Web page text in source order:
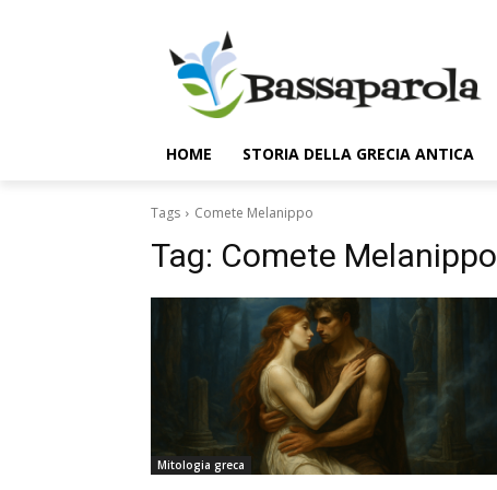
HOME STORIA DELLA GRECIA ANTICA
Tags Comete Melanippo
Tag: Comete Melanippo
Mitologia greca